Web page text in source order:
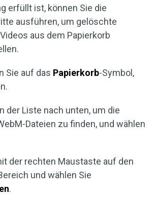
erfüllt ist, können Sie die
ausführen, um gelöschte
aus dem Papierkorb
Sie auf das Papierkorb-Symbol,
der Liste nach unten, um die
Dateien zu finden, und wählen
der rechten Maustaste auf den
und wählen Sie
.